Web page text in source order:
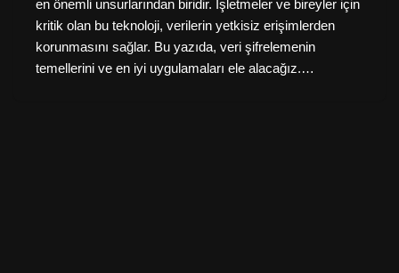
en önemli unsurlarından biridir. İşletmeler ve bireyler için
kritik olan bu teknoloji, verilerin yetkisiz erişimlerden
korunmasını sağlar. Bu yazıda, veri şifrelemenin
temellerini ve en iyi uygulamaları ele alacağız.…